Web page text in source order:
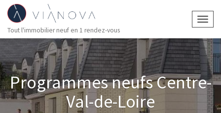
Tout l'immobilier neuf en 1 rendez-vous
Programmes neufs Centre-
Val-de-Loire